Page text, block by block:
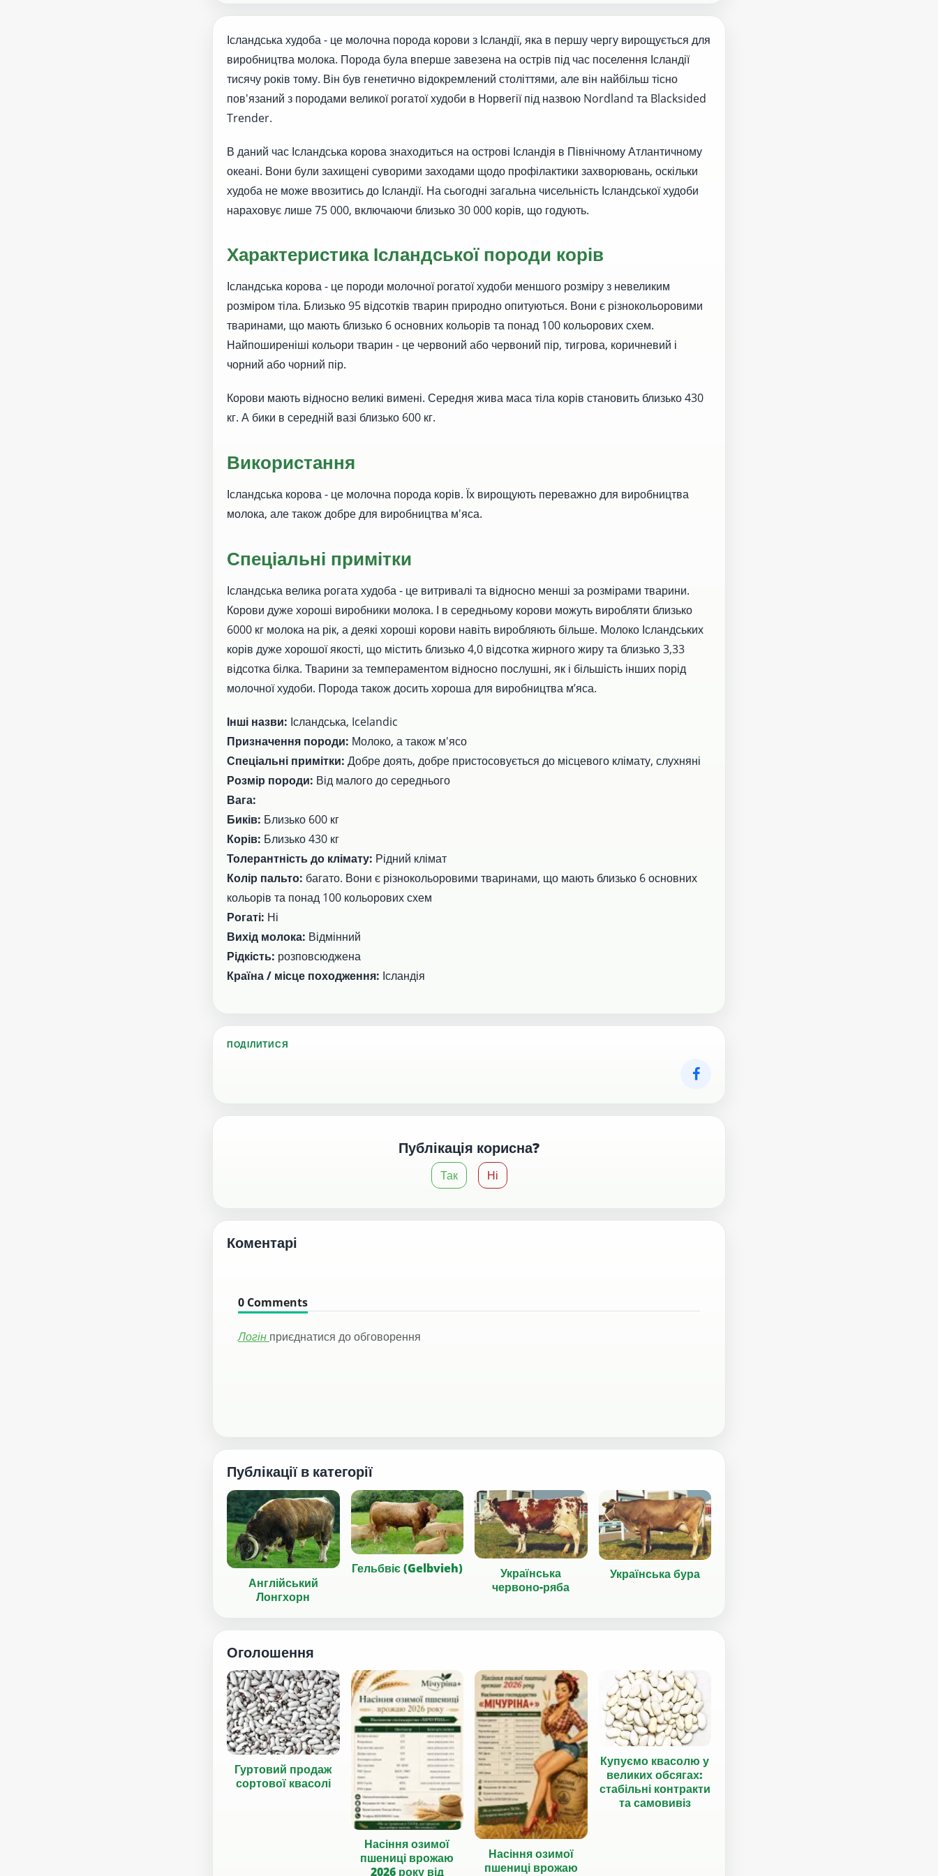
Ісландська худоба - це молочна порода корови з Ісландії, яка в першу чергу вирощується для
виробництва молока. Порода була вперше завезена на острів під час поселення Ісландії
тисячу років тому. Він був генетично відокремлений століттями, але він найбільш тісно
пов'язаний з породами великої рогатої худоби в Норвегії під назвою Nordland та Blacksided
Trender.
В даний час Ісландська корова знаходиться на острові Ісландія в Північному Атлантичному
океані. Вони були захищені суворими заходами щодо профілактики захворювань, оскільки
худоба не може ввозитись до Ісландії. На сьогодні загальна чисельність Ісландської худоби
нараховує лише 75 000, включаючи близько 30 000 корів, що годують.
Характеристика Ісландської породи корів
Ісландська корова - це породи молочної рогатої худоби меншого розміру з невеликим
розміром тіла. Близько 95 відсотків тварин природно опитуються. Вони є різнокольоровими
тваринами, що мають близько 6 основних кольорів та понад 100 кольорових схем.
Найпоширеніші кольори тварин - це червоний або червоний пір, тигрова, коричневий і
чорний або чорний пір.
Корови мають відносно великі вимені. Середня жива маса тіла корів становить близько 430
кг. А бики в середній вазі близько 600 кг.
Використання
Ісландська корова - це молочна порода корів. Їх вирощують переважно для виробництва
молока, але також добре для виробництва м'яса.
Спеціальні примітки
Ісландська велика рогата худоба - це витривалі та відносно менші за розмірами тварини.
Корови дуже хороші виробники молока. І в середньому корови можуть виробляти близько
6000 кг молока на рік, а деякі хороші корови навіть виробляють більше. Молоко Ісландських
корів дуже хорошої якості, що містить близько 4,0 відсотка жирного жиру та близько 3,33
відсотка білка. Тварини за темпераментом відносно послушні, як і більшість інших порід
молочної худоби. Порода також досить хороша для виробництва м’яса.
Інші назви: Ісландська, Icelandic
Призначення породи: Молоко, а також м'ясо
Спеціальні примітки: Добре доять, добре пристосовується до місцевого клімату, слухняні
Розмір породи: Від малого до середнього
Вага:
Биків: Близько 600 кг
Корів: Близько 430 кг
Толерантність до клімату: Рідний клімат
Колір пальто: багато. Вони є різнокольоровими тваринами, що мають близько 6 основних
кольорів та понад 100 кольорових схем
Рогаті: Ні
Вихід молока: Відмінний
Рідкість: розповсюджена
Країна / місце походження: Ісландія
ПОДІЛИТИСЯ
Публікація корисна?
Так Ні
Коментарі
0 Comments
Логін приєднатися до обговорення
Публікації в категорії
Англійський
Лонгхорн
Гельбвіє (Gelbvieh)
Українська
червоно-ряба
Українська бура
Оголошення
Гуртовий продаж
сортової квасолі
Насіння озимої
пшениці врожаю
2026 року від
Насіння озимої
пшениці врожаю
Купуємо квасолю у
великих обсягах:
стабільні контракти
та самовивіз